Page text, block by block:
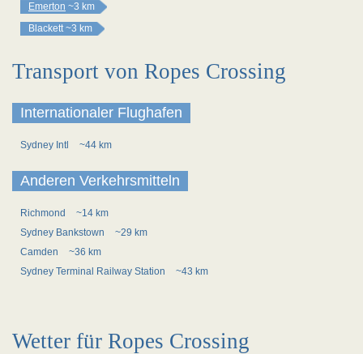
Emerton ~3 km
Blackett ~3 km
Transport von Ropes Crossing
Internationaler Flughafen
Sydney Intl ~44 km
Anderen Verkehrsmitteln
Richmond
~14 km
Sydney Bankstown
~29 km
Camden
~36 km
Sydney Terminal Railway Station
~43 km
Wetter für Ropes Crossing